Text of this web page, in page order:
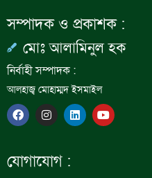
সম্পাদক ও প্রকাশক :
মোঃ আলামিনুল হক
নির্বাহী সম্পাদক :
আলহাজ্ব মোহাম্মদ ইসমাইল
F
a
c
b
o
I
n
s
a
g
L
i
n
Y
o
u
যোগাযোগ :